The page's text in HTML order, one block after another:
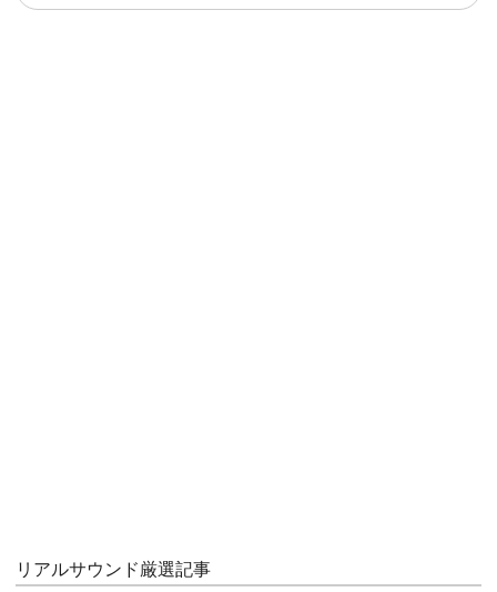
リアルサウンド厳選記事